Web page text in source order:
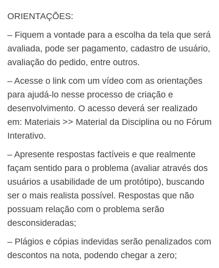
ORIENTAÇÕES:
– Fiquem a vontade para a escolha da tela que será
avaliada, pode ser pagamento, cadastro de usuário,
avaliação do pedido, entre outros.
– Acesse o link com um vídeo com as orientações
para ajudá-lo nesse processo de criação e
desenvolvimento. O acesso deverá ser realizado
em: Materiais >> Material da Disciplina ou no Fórum
Interativo.
– Apresente respostas factíveis e que realmente
façam sentido para o problema (avaliar através dos
usuários a usabilidade de um protótipo), buscando
ser o mais realista possível. Respostas que não
possuam relação com o problema serão
desconsideradas;
– Plágios e cópias indevidas serão penalizados com
descontos na nota, podendo chegar a zero;